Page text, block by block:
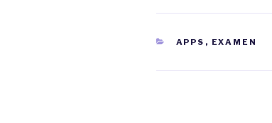
CATEGORIEËN
APPS , EXAMEN